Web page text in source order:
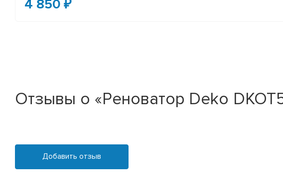
4 850 ₽
Отзывы о «Реноватор Deko
Добавить отзыв